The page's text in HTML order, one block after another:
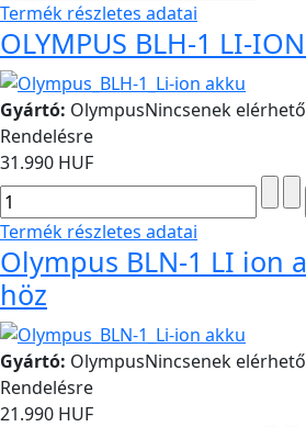
Termék részletes adatai
OLYMPUS BLH-1 LI-
Gyártó: OlympusNincsenek
Rendelésre
31.990 HUF
Termék részletes adatai
Olympus BLN-1 LI ion
höz
Gyártó: OlympusNincsenek
Rendelésre
21.990 HUF